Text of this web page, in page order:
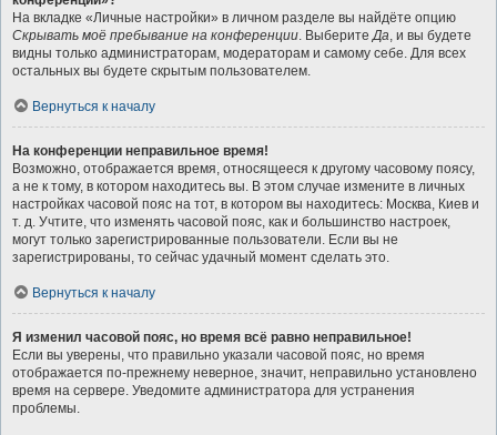
На вкладке «Личные настройки» в личном разделе вы найдёте опцию
Скрывать моё пребывание на конференции. ВыберитеДа, и вы будете
видны только администраторам, модераторам и самому себе. Для всех
остальных вы будете скрытым пользователем.
Вернуться к началу
На конференции неправильное время!
Возможно, отображается время, относящееся к другому часовому поясу,
а не к тому, в котором находитесь вы. В этом случае измените в личных
настройках часовой пояс на тот, в котором вы находитесь: Москва, Киев и
т. д. Учтите, что изменять часовой пояс, как и большинство настроек,
могут только зарегистрированные пользователи. Если вы не
зарегистрированы, то сейчас удачный момент сделать это.
Вернуться к началу
Я изменил часовой пояс, но время всё равно неправильное!
Если вы уверены, что правильно указали часовой пояс, но время
отображается по-прежнему неверное, значит, неправильно установлено
время на сервере. Уведомите администратора для устранения
проблемы.